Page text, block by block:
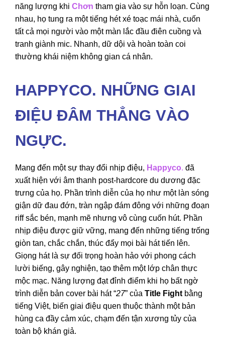
năng lượng khi Chơn tham gia vào sự hỗn loạn. Cùng
nhau, họ tung ra một tiếng hét xé toạc mái nhà, cuốn
tất cả mọi người vào một màn lắc đầu điên cuồng và
tranh giành mic. Nhanh, dữ dội và hoàn toàn coi
thường khái niệm không gian cá nhân.
HAPPYCO. NHỮNG GIAI
ĐIỆU ĐÂM THẲNG VÀO
NGỰC.
Mang đến một sự thay đổi nhịp điệu, Happyco. đã
xuất hiện với âm thanh post-hardcore du dương đặc
trưng của họ. Phần trình diễn của họ như một làn sóng
giận dữ đau đớn, tràn ngập đám đông với những đoạn
riff sắc bén, mạnh mẽ nhưng vô cùng cuốn hút. Phần
nhịp điệu được giữ vững, mang đến những tiếng trống
giòn tan, chắc chắn, thúc đẩy mọi bài hát tiến lên.
Giọng hát là sự đối trọng hoàn hảo với phong cách
lười biếng, gây nghiện, tạo thêm một lớp chân thực
mộc mạc. Năng lượng đạt đỉnh điểm khi họ bất ngờ
trình diễn bản cover bài hát “27” của Title Fight bằng
tiếng Việt, biến giai điệu quen thuộc thành một bản
hùng ca đầy cảm xúc, chạm đến tận xương tủy của
toàn bộ khán giả.